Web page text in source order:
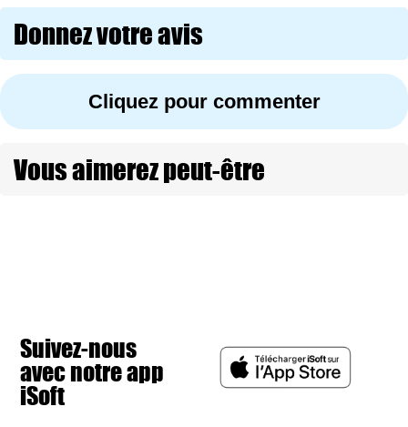
Donnez votre avis
Cliquez pour commenter
Vous aimerez peut-être
Suivez-nous
avec notre app
iSoft